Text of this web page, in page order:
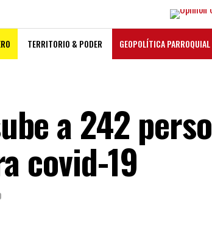
TERRITORIO & PODER GEOPOLÍTICA PARROQUIAL
a 242
covid-19